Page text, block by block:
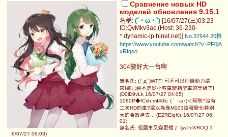
Сравнение новых HD
моделей обновления 9.15.1
名稱: (´・ω・`) [16/07/27(三)03:23
ID:QvMkv3ac (Host: 36-230-
*.dynamic-ip.hinet.net)] No.37644 20推
https://www.youtube.com/watch?v=PF0jA
xRfqso
304變好大一台啊
無名氏: (;ﾟдﾟ)WTF! 可不可以把機動力還
來!這已經不是從小客車變箱型車的等級了!
(D0lD9vLk 16/07/27 04:05)
1080P◆fCxh.mI40k: (｀･ω･)＜阿咧?沒有
二次HD的車?還以為像M103這種變化特別
大的會放進去... (EZREiqKs 16/07/27 06:
01)
無名氏: 祖國車又變更矮了 (jwPdXROQ 1
6/07/27 06:03)